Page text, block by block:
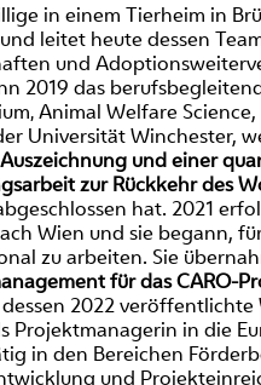
in einem Tierheim in
leitet heute dessen
und
2019 das
Animal Welfare
Universität Winchester,
Auszeichnung und einer
zur Rückkehr des
hat. 2021
Wien und sie begann,
zu arbeiten. Sie
für das CARO-
2022 veröffentlichte
Projektmanagerin in die
in den Bereichen
und